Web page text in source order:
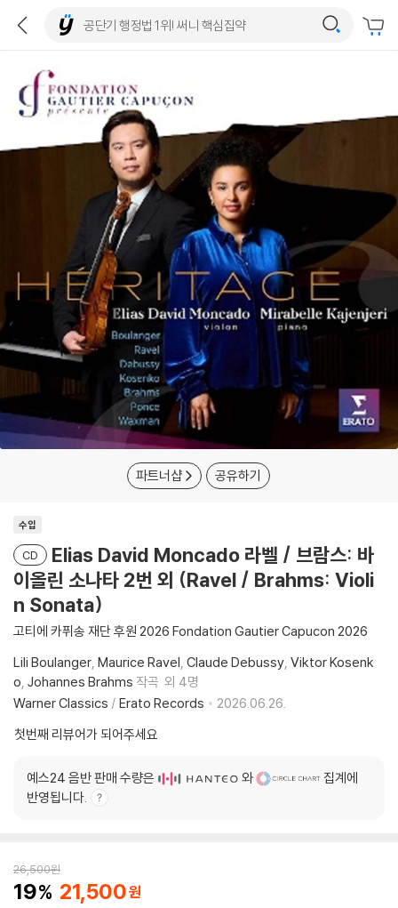
파트너샵 공유하기
수입
CD
Elias David Moncado 라벨 / 브람스: 바
이올린 소나타 2번 외 (Ravel / Brahms: Violi
n Sonata)
고티에 카퓌송 재단 후원 2026 Fondation Gautier Capucon 2026
Lili Boulanger Maurice Ravel Claude Debussy Viktor Kosenk
o Johannes Brahms 작곡 외 4명
Warner Classics / Erato Records
2026.06.26.
첫번째 리뷰어가 되어주세요
예스24 음반 판매 수량은 와
집계에
반영됩니다.
26,500원
19 21,500